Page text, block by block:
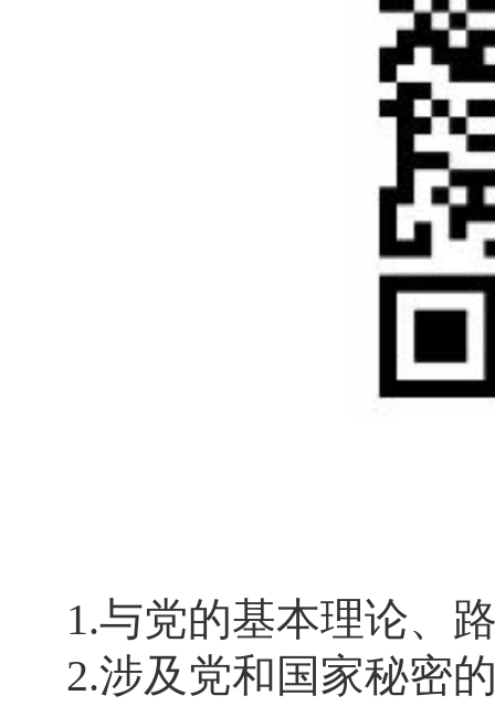
1.与党的基本理论、
2.涉及党和国家秘密